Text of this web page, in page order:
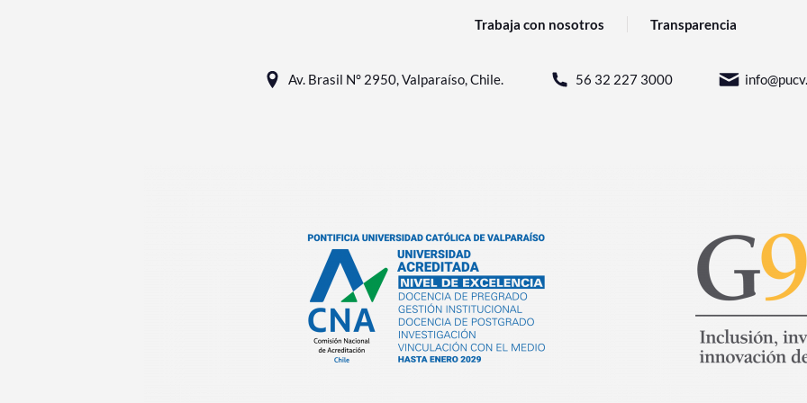
Trabaja con nosotros Transparencia
Av. Brasil N° 2950, Valparaíso, Chile. 56 32 227 3000